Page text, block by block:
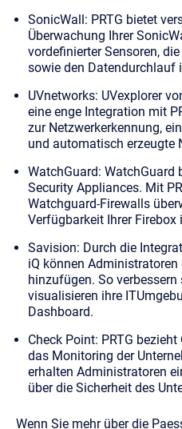
SonicWall: PRTG bietet
Überwachung Ihrer
vordefinierter Sensoren,
sowie den Datendurchlauf
UVnetworks: UVexplorer
eine enge Integration mit
zur Netzwerkerkennung,
und automatisch erzeugte
WatchGuard: WatchGuard
Security Appliances. Mit
Watchguard-Firewalls
Verfügbarkeit Ihrer Firebox
Savision: Durch die
iQ können Administratoren
hinzufügen. So
visualisieren ihre
Dashboard.
Check Point: PRTG
das Monitoring der
erhalten Administratoren
über die Sicherheit des
Wenn Sie mehr über die